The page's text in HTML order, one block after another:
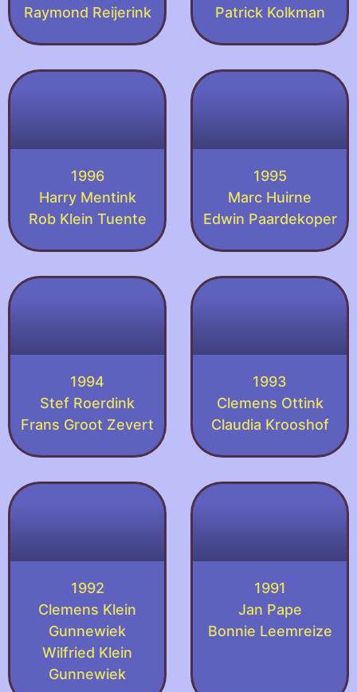
Raymond Reijerink
Patrick Kolkman
1996
Harry Mentink
Rob Klein Tuente
1995
Marc Huirne
Edwin Paardekoper
1994
Stef Roerdink
Frans Groot Zevert
1993
Clemens Ottink
Claudia Krooshof
1992
Clemens Klein
Gunnewiek
Wilfried Klein
Gunnewiek
1991
Jan Pape
Bonnie Leemreize